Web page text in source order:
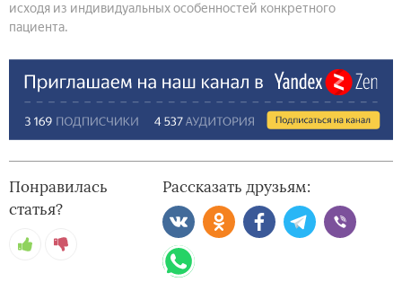
исходя из индивидуальных особенностей конкретного
пациента.
Понравилась
статья?
Рассказать друзьям: